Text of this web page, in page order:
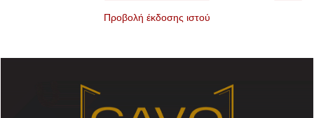
Προβολή έκδοσης ιστού